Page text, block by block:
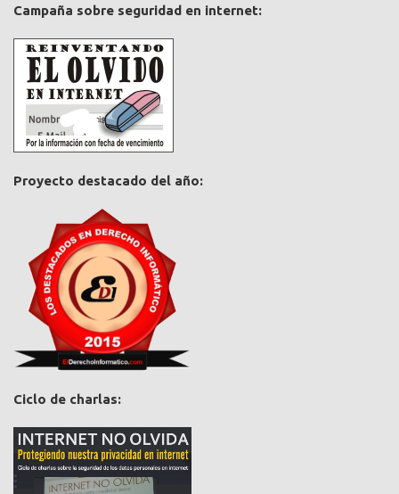
Campaña sobre seguridad en internet:
Proyecto destacado del año:
Ciclo de charlas: